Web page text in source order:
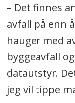
– Det finnes
avfall på enn
hauger med
byggeavfall
datautstyr.
jeg vil tippe